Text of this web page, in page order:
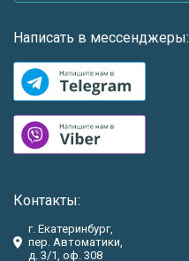
Написать в мессенджеры:
Контакты:
г. Екатеринбург,
пер. Автоматики,
д. 3/1, оф. 308